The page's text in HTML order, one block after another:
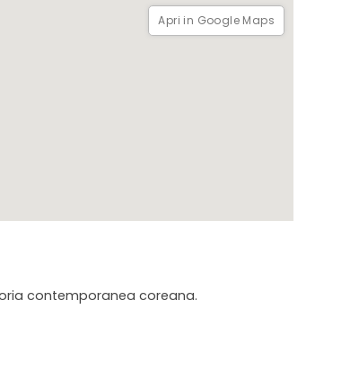
Apri in Google Maps
contemporanea coreana.